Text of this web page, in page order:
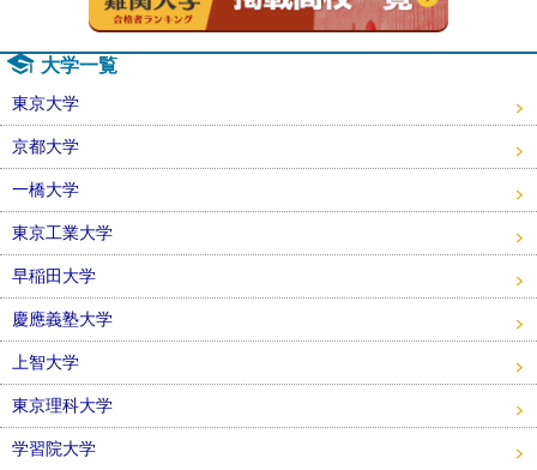
大学一覧
東京大学
京都大学
一橋大学
東京工業大学
早稲田大学
慶應義塾大学
上智大学
東京理科大学
学習院大学